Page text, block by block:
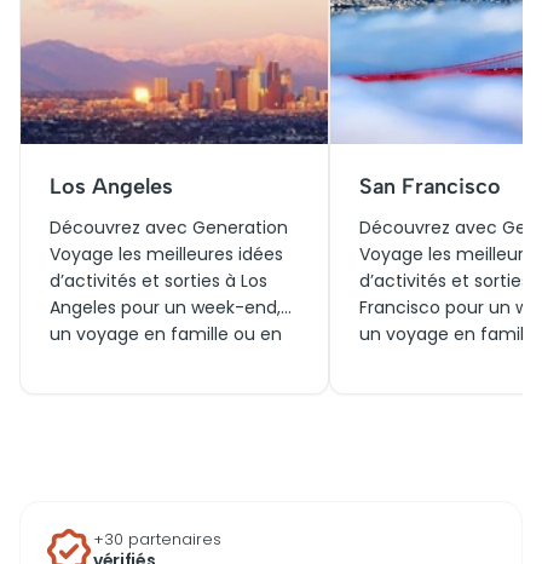
Los Angeles
Découvrez avec Generation
Voyage les meilleures idées
d’activités et sorties à Los
Angeles pour un week-end,
un voyage en famille ou en
des Anges.
San Francisco
Découvrez avec
Voyage les
d’activités et sorties
Francisco pour un
un voyage en
+30 partenaires